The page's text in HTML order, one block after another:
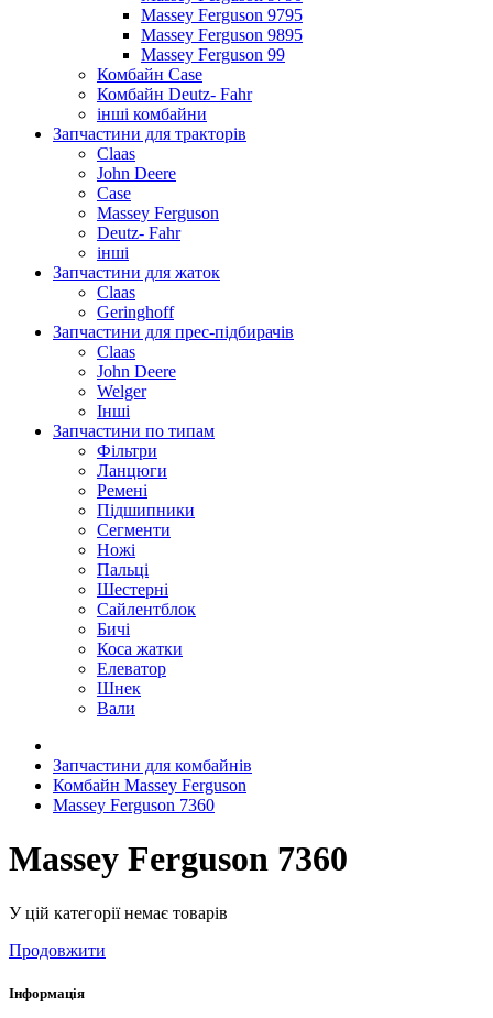
Massey Ferguson 9795
Massey Ferguson 9895
Massey Ferguson 99
Комбайн Case
Комбайн Deutz- Fahr
інші комбайни
Запчастини для тракторів
Claas
John Deere
Case
Massey Ferguson
Deutz- Fahr
інші
Запчастини для жаток
Claas
Geringhoff
Запчастини для прес-підбирачів
Claas
John Deere
Welger
Інші
Запчастини по типам
Фільтри
Ланцюги
Ремені
Підшипники
Сегменти
Ножі
Пальці
Шестерні
Сайлентблок
Бичі
Коса жатки
Елеватор
Шнек
Вали
Запчастини для комбайнів
Комбайн Massey Ferguson
Massey Ferguson 7360
Massey Ferguson 7360
У цій категорії немає товарів
Продовжити
Інформація